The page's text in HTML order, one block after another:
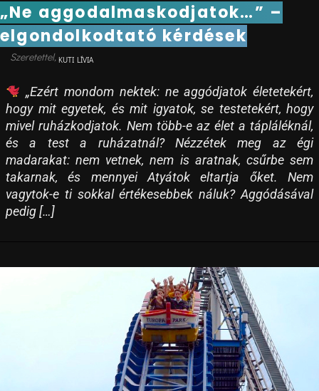
„Ne aggodalmaskodjatok…” –
elgondolkodtató kérdések
KUTI LÍVIA
„Ezért mondom nektek: ne aggódjatok életetekért,
hogy mit egyetek, és mit igyatok, se testetekért, hogy
mivel ruházkodjatok. Nem több-e az élet a tápláléknál,
és a test a ruházatnál? Nézzétek meg az égi
madarakat: nem vetnek, nem is aratnak, csűrbe sem
takarnak, és mennyei Atyátok eltartja őket. Nem
vagytok-e ti sokkal értékesebbek náluk? Aggódásával
pedig […]